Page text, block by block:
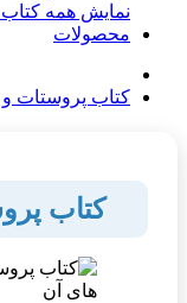
نمایش همه
محصولات
کتاب پروستات و
کتاب